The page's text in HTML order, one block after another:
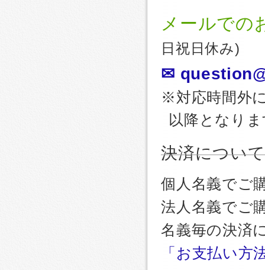
メールでの
日祝日休み)
✉
※対応時間外
以降となり
決済について
個人名義でご
法人名義でご
名義毎の決済
「お支払い方